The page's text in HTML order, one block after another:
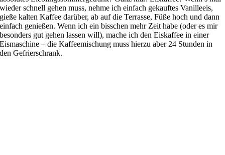
wieder schnell gehen muss, nehme ich einfach gekauftes Vanilleeis,
gieße kalten Kaffee darüber, ab auf die Terrasse, Füße hoch und dann
einfach genießen. Wenn ich ein bisschen mehr Zeit habe (oder es mir
besonders gut gehen lassen will), mache ich den Eiskaffee in einer
Eismaschine – die Kaffeemischung muss hierzu aber 24 Stunden in
den Gefrierschrank.